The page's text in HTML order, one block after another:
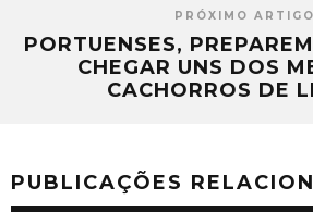
PRÓXIMO ARTIGO
​PORTUENSES,
CHEGAR UNS DOS
CACHORROS DE
PUBLICAÇÕES